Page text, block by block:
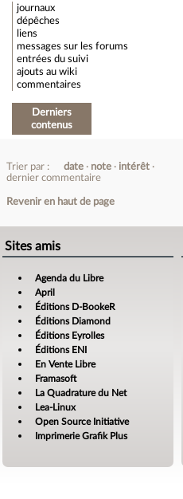
journaux
dépêches
liens
messages sur les forums
entrées du suivi
ajouts au wiki
commentaires
Derniers
contenus
Trier par : date note
intérêt
dernier commentaire
Revenir en haut de page
Sites amis
Agenda du Libre
April
Éditions D-BookeR
Éditions Diamond
Éditions Eyrolles
Éditions ENI
En Vente Libre
Framasoft
La Quadrature du Net
Lea-Linux
Open Source Initiative
Imprimerie Grafik Plus